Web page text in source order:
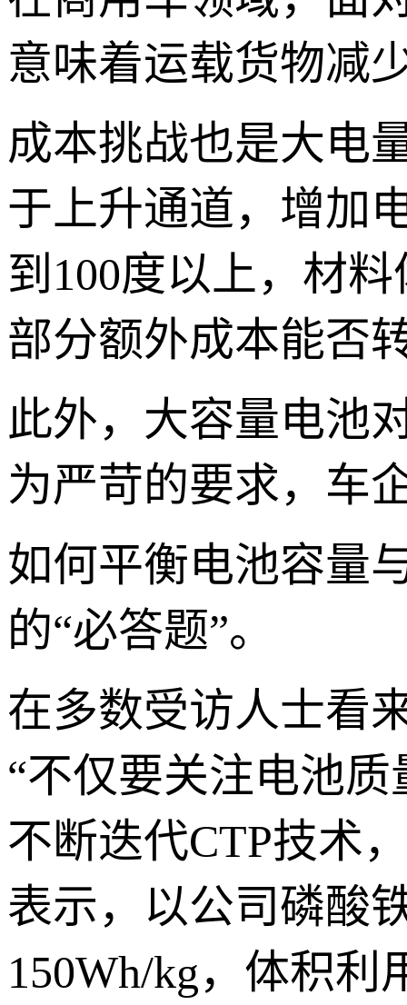
意味着运载货物减
成本挑战也是大电
于上升通道，增加
到100度以上，材
部分额外成本能否
此外，大容量电池
为严苛的要求，车
如何平衡电池容量
的“必答题”。
在多数受访人士看
“不仅要关注电池
不断迭代CTP技术
表示，以公司磷酸
150Wh/kg，体积